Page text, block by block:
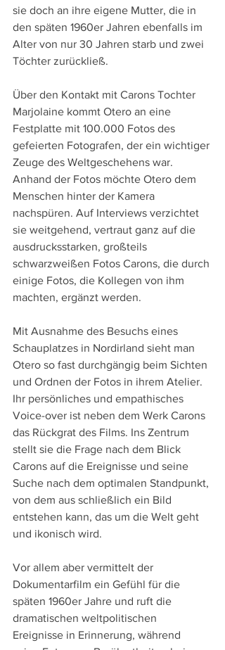
sie doch an ihre eigene Mutter, die in
den späten 1960er Jahren ebenfalls im
Alter von nur 30 Jahren starb und zwei
Töchter zurückließ.
Über den Kontakt mit Carons Tochter
Marjolaine kommt Otero an eine
Festplatte mit 100.000 Fotos des
gefeierten Fotografen, der ein wichtiger
Zeuge des Weltgeschehens war.
Anhand der Fotos möchte Otero dem
Menschen hinter der Kamera
nachspüren. Auf Interviews verzichtet
sie weitgehend, vertraut ganz auf die
ausdrucksstarken, großteils
schwarzweißen Fotos Carons, die durch
einige Fotos, die Kollegen von ihm
machten, ergänzt werden.
Mit Ausnahme des Besuchs eines
Schauplatzes in Nordirland sieht man
Otero so fast durchgängig beim Sichten
und Ordnen der Fotos in ihrem Atelier.
Ihr persönliches und empathisches
Voice-over ist neben dem Werk Carons
das Rückgrat des Films. Ins Zentrum
stellt sie die Frage nach dem Blick
Carons auf die Ereignisse und seine
Suche nach dem optimalen Standpunkt,
von dem aus schließlich ein Bild
entstehen kann, das um die Welt geht
und ikonisch wird.
Vor allem aber vermittelt der
Dokumentarfilm ein Gefühl für die
späten 1960er Jahre und ruft die
dramatischen weltpolitischen
Ereignisse in Erinnerung, während